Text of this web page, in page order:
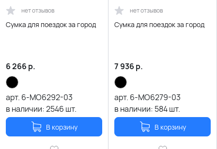
нет отзывов
Сумка для поездок за город
6 266 р.
арт. 6-MO6292-03
в наличии:2546 шт.
В корзину
нет отзывов
Сумка для поездок за город
7 936 р.
арт. 6-MO6279-03
в наличии: 584шт.
В корзину